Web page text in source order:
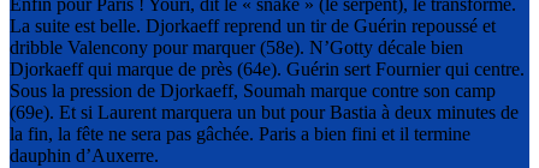
Enfin pour Paris ! Youri, dit le « snake » (le serpent), le transforme.
La suite est belle. Djorkaeff reprend un tir de Guérin repoussé et
dribble Valencony pour marquer (58e). N’Gotty décale bien
Djorkaeff qui marque de près (64e). Guérin sert Fournier qui centre.
Sous la pression de Djorkaeff, Soumah marque contre son camp
(69e). Et si Laurent marquera un but pour Bastia à deux minutes de
la fin, la fête ne sera pas gâchée. Paris a bien fini et il termine
dauphin d’Auxerre.